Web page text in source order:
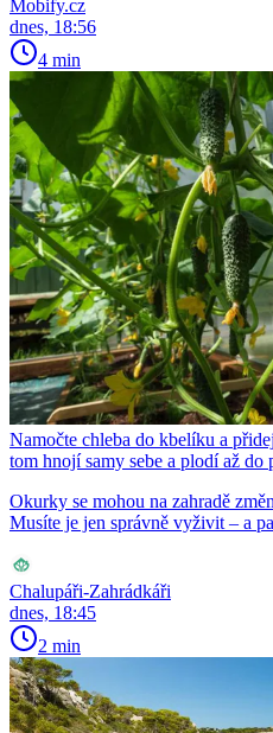
Mobify.cz
dnes, 18:56
4 min
Namočte chleba do kbelíku a
tom hnojí samy sebe a plodí až do
Okurky se mohou na zahradě
Musíte je jen správně vyživit – a
Chalupáři-Zahrádkáři
dnes, 18:45
2 min